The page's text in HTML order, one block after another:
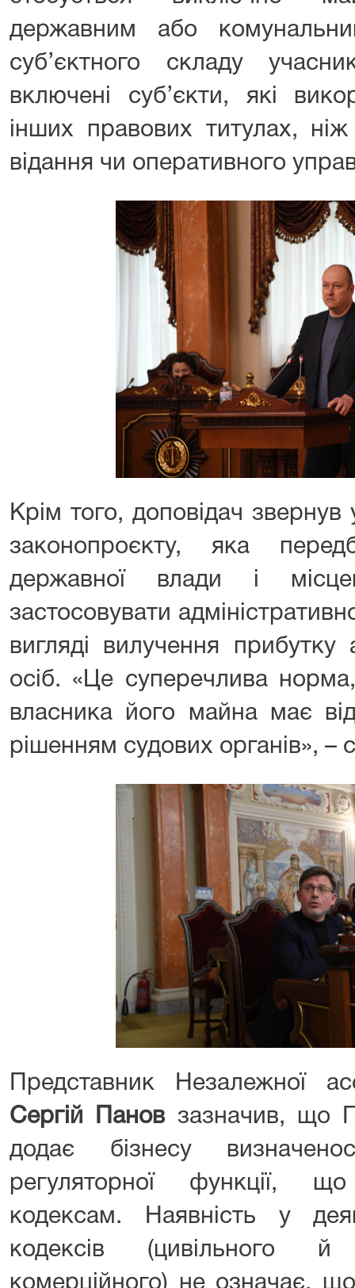
державним або
суб’єктного складу
включені суб’єкти, які
інших правових титулах,
відання чи оперативного
Крім того, доповідач
законопроєкту, яка
державної влади і
застосовувати
вигляді вилучення
осіб. «Це суперечлива
власника його майна має
рішенням судових органів», –
Представник Незалежної
Сергій Пановзазначив, що
додає бізнесу
регуляторної функції,
кодексам. Наявність у
кодексів (цивільного й
комерційного) не означає,